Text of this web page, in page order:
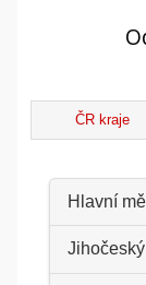
ČR kraje
Hlavní